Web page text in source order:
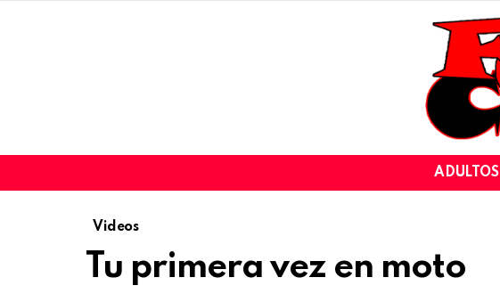
ADULTOS
Videos
Tu primera vez en moto